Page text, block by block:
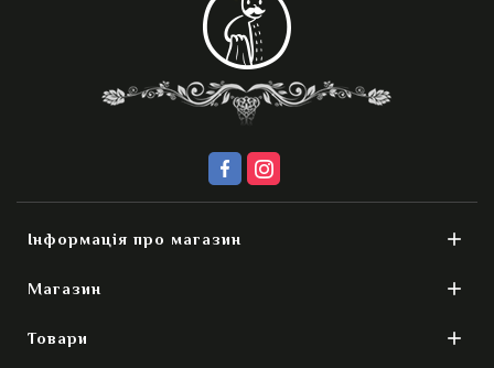
Інформація про магазин 
Магазин 
Товари 